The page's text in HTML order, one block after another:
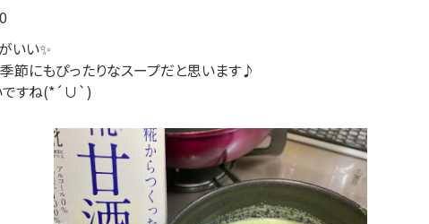
いい✨
節にもぴったりなスープだと思います♪
ですね(*´∪`)